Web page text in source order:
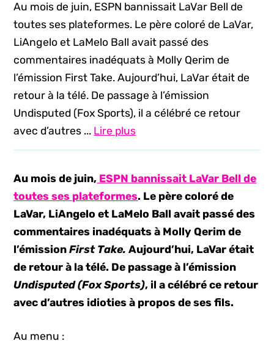
Au mois de juin, ESPN bannissait LaVar Bell de
toutes ses plateformes. Le père coloré de LaVar,
LiAngelo et LaMelo Ball avait passé des
commentaires inadéquats à Molly Qerim de
l’émission First Take. Aujourd’hui, LaVar était de
retour à la télé. De passage à l’émission
Undisputed (Fox Sports), il a célébré ce retour
avec d’autres ... Lire plus
Au mois de juin, ESPN bannissait LaVar Bell de
toutes ses plateformes. Le père coloré de
LaVar, LiAngelo et LaMelo Ball avait passé des
commentaires inadéquats à Molly Qerim de
l’émissionFirst Take.Aujourd’hui, LaVar était
de retour à la télé. De passage à l’émission
Undisputed (Fox Sports), il a célébré ce retour
avec d’autres idioties à propos de ses fils.
Au menu :